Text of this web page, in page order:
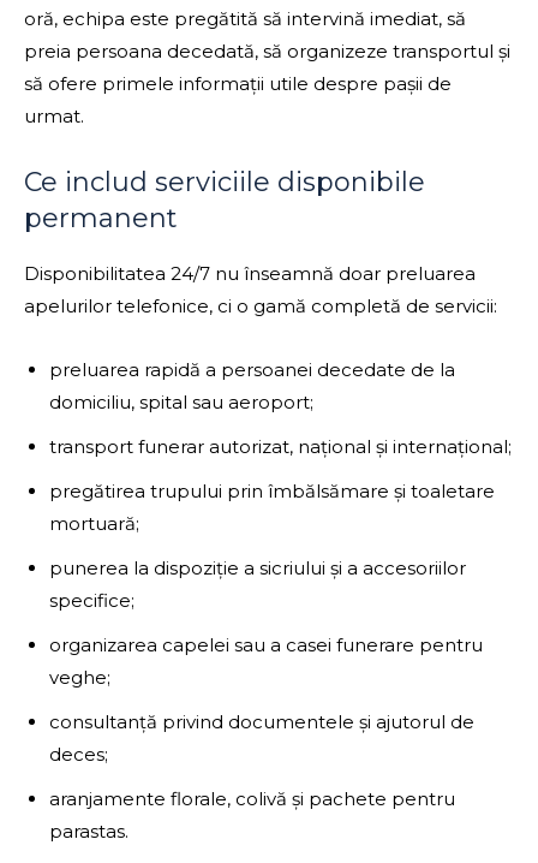
oră, echipa este pregătită să intervină imediat, să
preia persoana decedată, să organizeze transportul și
să ofere primele informații utile despre pașii de
urmat.
Ce includ serviciile disponibile
permanent
Disponibilitatea 24/7 nu înseamnă doar preluarea
apelurilor telefonice, ci o gamă completă de servicii:
preluarea rapidă a persoanei decedate de la
domiciliu, spital sau aeroport;
transport funerar autorizat, național și internațional;
pregătirea trupului prin îmbălsămare și toaletare
mortuară;
punerea la dispoziție a sicriului și a accesoriilor
specifice;
organizarea capelei sau a casei funerare pentru
veghe;
consultanță privind documentele și ajutorul de
deces;
aranjamente florale, colivă și pachete pentru
parastas.